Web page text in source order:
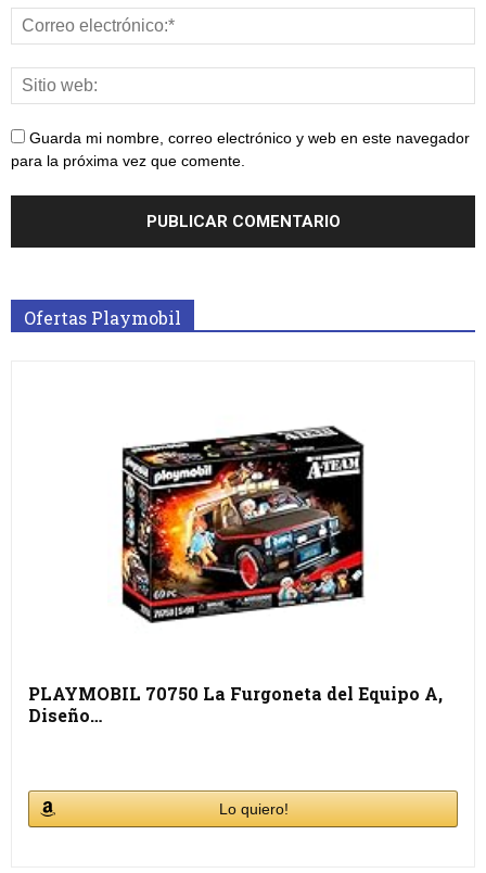
Guarda mi nombre, correo electrónico y web en este navegador
para la próxima vez que comente.
Ofertas Playmobil
PLAYMOBIL 70750 La Furgoneta del Equipo A,
Diseño…
Lo quiero!